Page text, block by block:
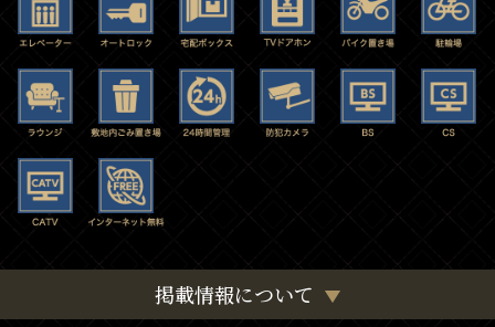
掲載情報について